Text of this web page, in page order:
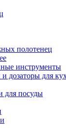
полотенец
инструменты
дозаторы для
для посуды